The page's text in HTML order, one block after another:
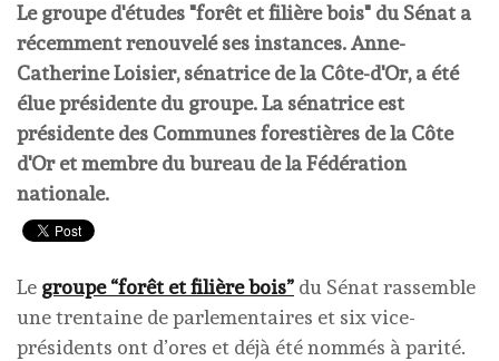
Le groupe d'études "forêt et filière bois" du Sénat a
récemment renouvelé ses instances. Anne-
Catherine Loisier, sénatrice de la Côte-d'Or, a été
élue présidente du groupe. La sénatrice est
présidente des Communes forestières de la Côte
d'Or et membre du bureau de la Fédération
nationale.
Le groupe “forêt et filière bois” du Sénat rassemble
une trentaine de parlementaires et six vice-
présidents ont d’ores et déjà été nommés à parité.